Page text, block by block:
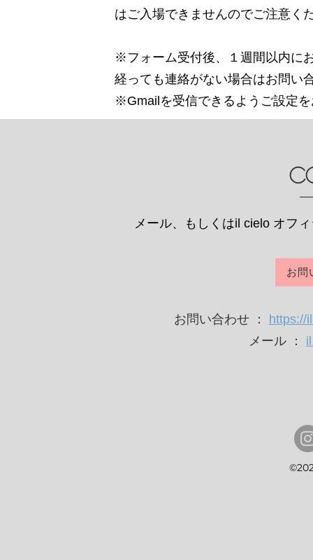
はご入場できませんのでご注意く
※フォーム受付後、１週間以内に
経っても連絡がない場合はお問い
※Gmailを受信できるようご設定
メール、もしくはil cielo オフ
お問
お問い合わせ ：
https://
メール ：